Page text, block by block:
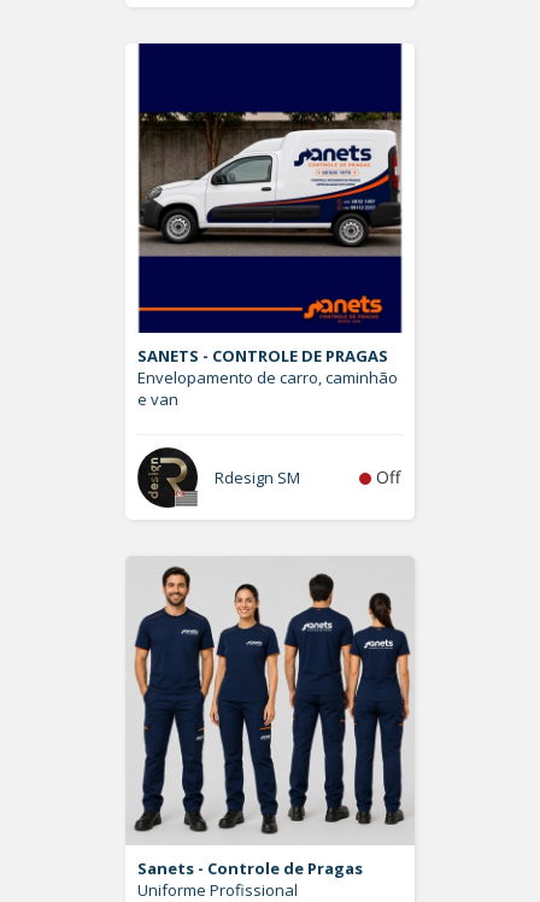
SANETS - CONTROLE DE PRAGAS
Envelopamento de carro, caminhão
e van
Rdesign SM Off
Sanets - Controle de Pragas
Uniforme Profissional